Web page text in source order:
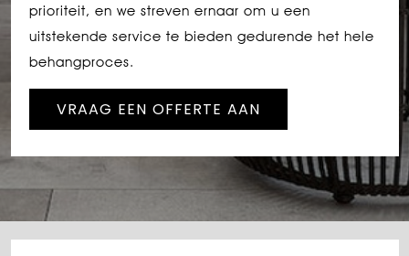
prioriteit, en we streven ernaar om u een
uitstekende service te bieden gedurende het hele
behangproces.
VRAAG EEN OFFERTE AAN